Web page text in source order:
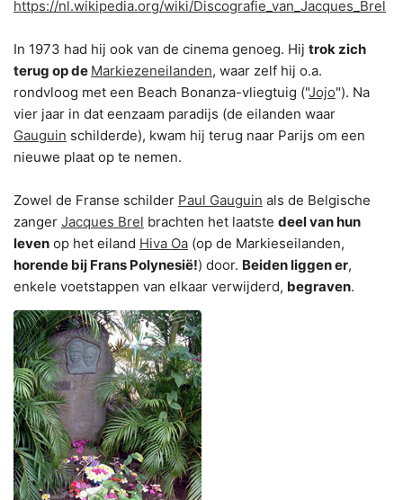
https://nl.wikipedia.org/wiki/Discografie_van_Jacques_Brel
In 1973 had hij ook van de cinema genoeg. Hij trok zich
terug op de Markiezeneilanden, waar zelf hij o.a.
rondvloog met een Beach Bonanza-vliegtuig ("Jojo"). Na
vier jaar in dat eenzaam paradijs (de eilanden waar
Gauguin schilderde), kwam hij terug naar Parijs om een
nieuwe plaat op te nemen.
Zowel de Franse schilder Paul Gauguin als de Belgische
zanger Jacques Brel brachten het laatste deel van hun
leven op het eiland Hiva Oa (op de Markieseilanden,
horende bij Frans Polynesië!) door. Beiden liggen er,
enkele voetstappen van elkaar verwijderd, begraven.